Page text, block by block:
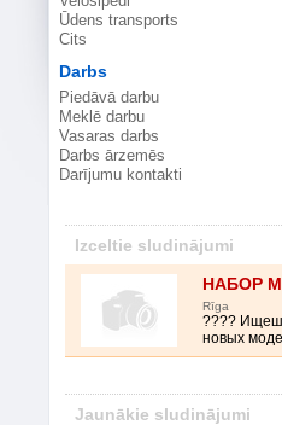
Ūdens transports
Cits
Darbs
Piedāvā darbu
Meklē darbu
Vasaras darbs
Darbs ārzemēs
Darījumu kontakti
Izceltie sludinājumi
НАБОР
Rīga
????
новых
Jaunākie sludinājumi